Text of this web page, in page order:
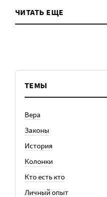
ЧИТАТЬ ЕЩЕ
ТЕМЫ
Вера
Законы
История
Колонки
Кто есть кто
Личный опыт